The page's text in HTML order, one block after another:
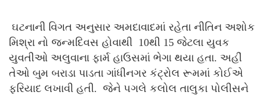
ઘટનાની વિગત અનુસાર અમદાવાદમાં રહેતા નીતિન અશોક
મિશ્રા નો જન્મદિવસ હોવાથી 10થી 15 જેટલા યુવક
યુવતીઓ અલુવાના ફાર્મ હાઉસમાં ભેગા થયા હતા. અહીં
તેઓ બુમ બરાડા પાડતા ગાંધીનગર કંટ્રોલ રૂમમાં કોઈએ
ફરિયાદ લખાવી હતી. જેને પગલે કલોલ તાલુકા પોલીસને